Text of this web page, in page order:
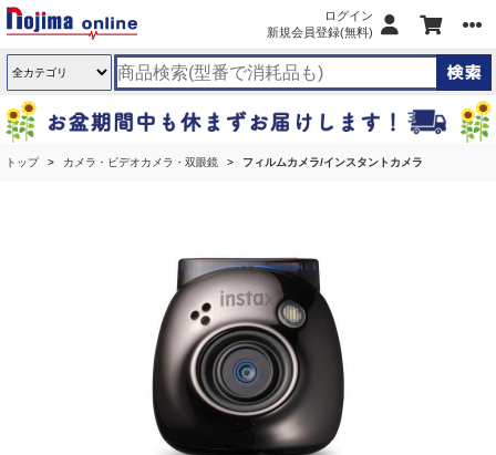
ログイン
新規会員登録(無料)
トップ カメラ・ビデオカメラ・双眼鏡 フィルムカメラ/インスタントカメラ